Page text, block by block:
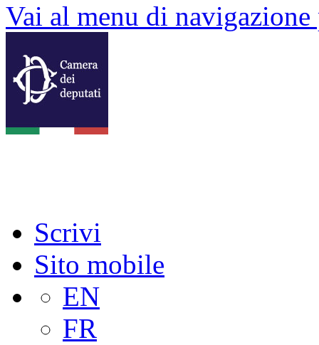
Vai al menu di
Scrivi
Sito mobile
EN
FR